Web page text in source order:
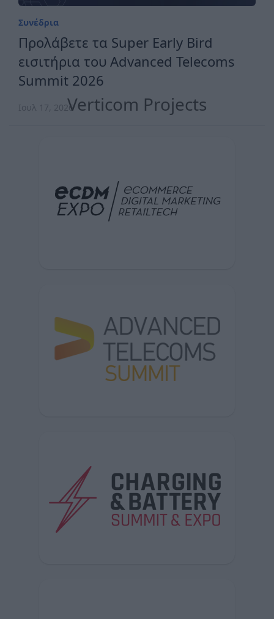
Συνέδρια
Προλάβετε τα Super Early Bird
εισιτήρια του Advanced Telecoms
Summit 2026
Ιουλ 17, 2026Verticom Projects